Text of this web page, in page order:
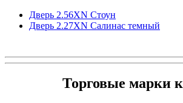
Дверь 2.56ХN Стоун
Дверь 2.27ХN Салинас темный
Торговые марки